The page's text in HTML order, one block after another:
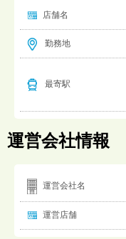
店舗名
勤務地
最寄駅
運営会社情報
運営会社名
運営店舗